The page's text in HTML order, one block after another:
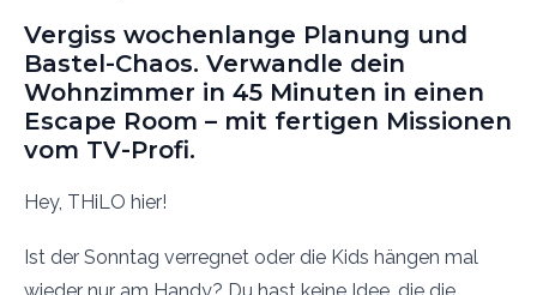
Vergiss wochenlange Planung und
Bastel-Chaos. Verwandle dein
Wohnzimmer in 45 Minuten in einen
Escape Room – mit fertigen Missionen
vom TV-Profi.
Hey, THiLO hier!
Ist der Sonntag verregnet oder die Kids hängen mal